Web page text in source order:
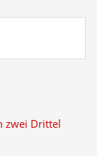
zwei Drittel